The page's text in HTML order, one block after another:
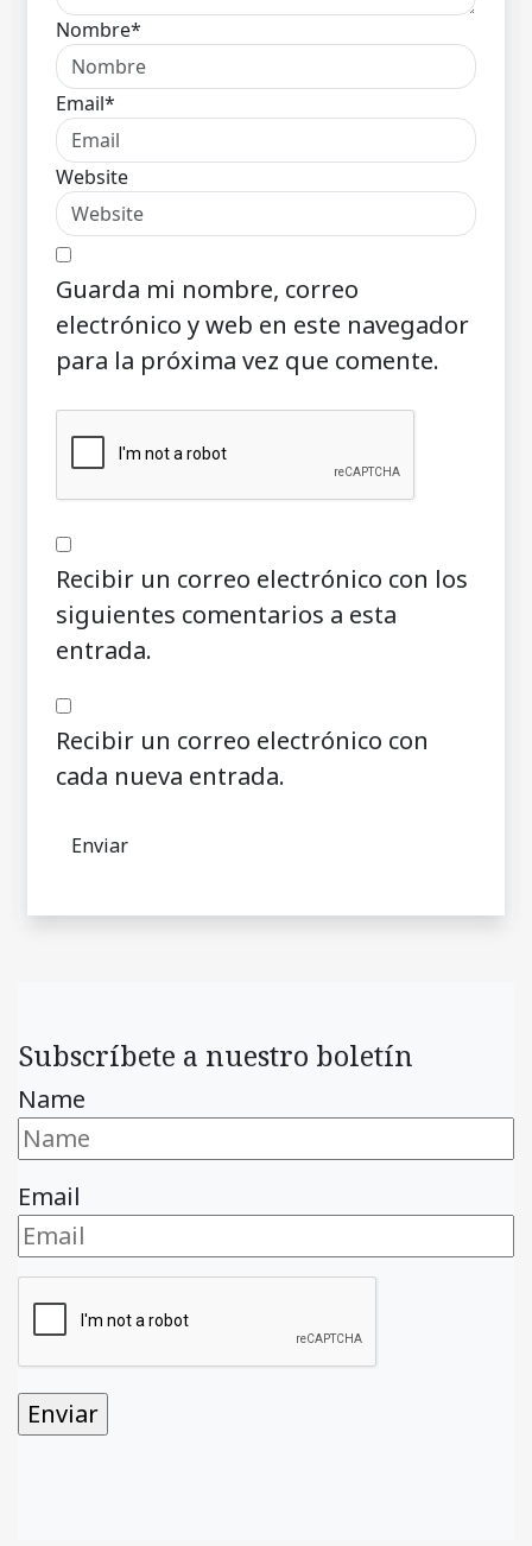
Nombre*
Email*
Website
Guarda mi nombre, correo
electrónico y web en este navegador
para la próxima vez que comente.
Recibir un correo electrónico con los
siguientes comentarios a esta
entrada.
Recibir un correo electrónico con
cada nueva entrada.
Subscríbete a nuestro boletín
Name
Email